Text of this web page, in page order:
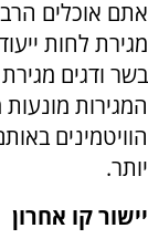
אתם אוכלים
מגירת לחות
המגירות
הוויטמינים
יותר.
יישור קו אחרון